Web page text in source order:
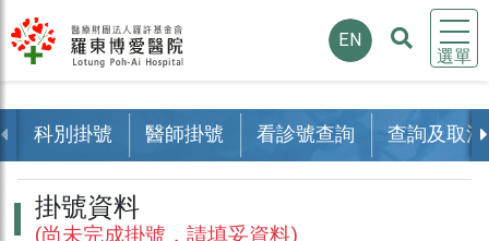
選單
EN
科別掛號 醫師掛號 看診號查詢 查詢及取消
掛號資料